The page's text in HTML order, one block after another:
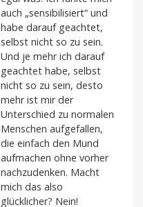
auch „sensibilisiert“ und
habe darauf geachtet,
selbst nicht so zu sein.
Und je mehr ich darauf
geachtet habe, selbst
nicht so zu sein, desto
mehr ist mir der
Unterschied zu normalen
Menschen aufgefallen,
die einfach den Mund
aufmachen ohne vorher
nachzudenken. Macht
mich das also
glücklicher? Nein!